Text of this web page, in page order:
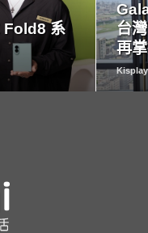
Fold8 系
台
再
Kisplay